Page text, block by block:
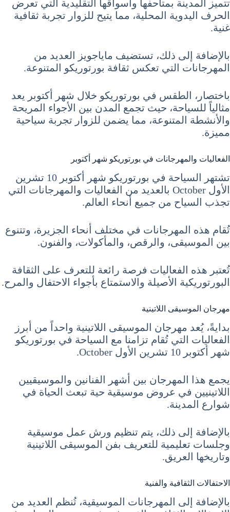
تتميز المدينة بمتاحفها وأسواقها التقليدية التي تعرض
الحرف اليدوية المحلية، مما يتيح للزوار تجربة ثقافية
غنية.
بالإضافة إلى ذلك، تستضيف ماياجويز العديد من
المهرجانات التي تعكس ثقافة بورتوريكو المتنوعة.
باختصار، الطقس في بورتوريكو خلال شهر أكتوبر يعد
مثالياً للسياحة، حيث تجمع المدن بين الأجواء المريحة
والأنشطة المتنوعة، مما يضمن للزوار تجربة سياحية
مميزة.
الفعاليات والمهرجانات في بورتوريكو شهر أكتوبر
تشتهر السياحة في بورتوريكو شهر أكتوبر 10 تشرين
الأول October بالعديد من الفعاليات والمهرجانات التي
تجذب السياح من جميع أنحاء العالم.
تُقام هذه المهرجانات في مختلف أنحاء الجزيرة، وتتنوع
بين الموسيقى، والرقص، والمأكولات، والفنون.
تُعتبر هذه الفعاليات فرصة رائعة للتعرف على الثقافة
البورتوريكية الأصيلة والاستمتاع بأجواء الاحتفال والمرح.
مهرجان الموسيقى اللاتينية
بدايةً، يُعد مهرجان الموسيقى اللاتينية واحداً من أبرز
الفعاليات التي تُقام تزامنا مع السياحة في بورتوريكو
شهر أكتوبر 10 تشرين الأول October.
يجمع هذا المهرجان بين أشهر الفنانين والموسيقيين
اللاتينيين في عروض موسيقية حية تبعث الحياة في
شوارع المدينة.
بالإضافة إلى ذلك، يتم تنظيم ورش عمل موسيقية
وجلسات تعليمية للتعريف بفن الموسيقى اللاتينية
وتاريخها العريق.
الاحتفالات الثقافية والفنية
بالإضافة إلى المهرجانات الموسيقية، تُنظم العديد من